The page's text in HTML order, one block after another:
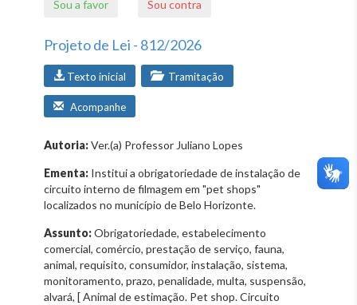
Sou a favor Sou contra
Projeto de Lei - 812/2026
Texto inicial Tramitação
Acompanhe
Autoria:Ver.(a) Professor Juliano Lopes
Ementa: Institui a obrigatoriedade de instalação de
circuito interno de filmagem em "pet shops"
localizados no município de Belo Horizonte.
Assunto:Obrigatoriedade, estabelecimento
comercial, comércio, prestação de serviço, fauna,
animal, requisito, consumidor, instalação, sistema,
monitoramento, prazo, penalidade, multa, suspensão,
alvará, [ Animal de estimação. Pet shop. Circuito